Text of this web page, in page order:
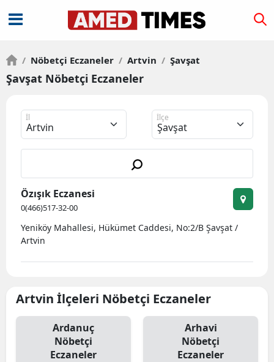
/ Nöbetçi Eczaneler / Artvin / Şavşat
Şavşat Nöbetçi Eczaneler
İl İlçe
Özışık Eczanesi
0(466)517-32-00
Yeniköy Mahallesi, Hükümet Caddesi, No:2/B Şavşat /
Artvin
Artvin İlçeleri Nöbetçi Eczaneler
Ardanuç
Nöbetçi
Eczaneler
Arhavi
Nöbetçi
Eczaneler